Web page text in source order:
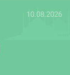
10.08.2026